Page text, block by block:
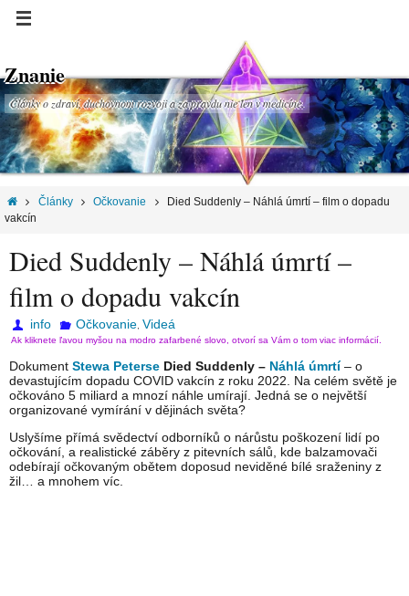
Znanie
Články o zdraví, duchovnom rozvoji a za pravdu nie len v medicíne.
Články Očkovanie
Died Suddenly – Náhlá úmrtí – film o dopadu
vakcín
Died Suddenly – Náhlá úmrtí –
film o dopadu vakcín
info Očkovanie, Videá
Ak kliknete ľavou myšou na modro zafarbené slovo, otvorí sa Vám o tom viac informácií.
Dokument Stewa Peterse Died Suddenly – Náhlá úmrtí– o
devastujícím dopadu COVID vakcín z roku 2022. Na celém světě je
očkováno 5 miliard a mnozí náhle umírají. Jedná se o největší
organizované vymírání v dějinách světa?
Uslyšíme přímá svědectví odborníků o nárůstu poškození lidí po
očkování, a realistické záběry z pitevních sálů, kde balzamovači
odebírají očkovaným obětem doposud neviděné bílé sraženiny z
žil… a mnohem víc.